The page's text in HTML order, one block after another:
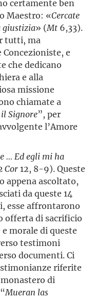
certamente ben
Maestro: «Cercate
giustizia» (Mt 6,33).
tutti, ma
e
che dedicano
e alla
missione
chiamate a
Signore”, per
l’Amore
… Ed egli mi ha
Cor12, 8-9). Queste
appena ascoltato,
da queste 14
esse affrontarono
offerta di sacrificio
morale di queste
testimoni
documenti. Ci
riferite
di
Mueran las